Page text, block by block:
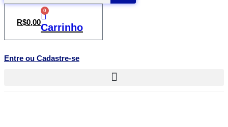
R$0,00
0
Carrinho
Entre ou Cadastre-se